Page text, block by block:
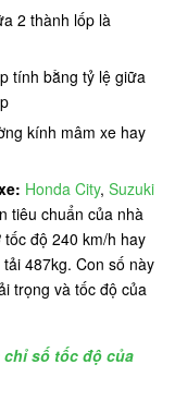
2 thành lốp là
tính bằng tỷ lệ giữa
kính mâm xe hay
Honda City, Suzuki
tiêu chuẩn của nhà
độ 240 km/h hay
487kg. Con số này
trọng và tốc độ của
số tốc độ của